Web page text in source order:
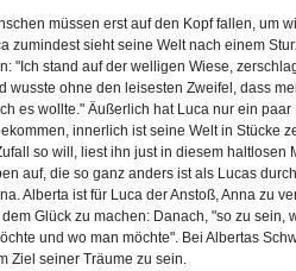
müssen erst auf den Kopf fallen, um
zumindest sieht seine Welt nach einem
"Ich stand auf der welligen Wiese,
wusste ohne den leisesten Zweifel, dass
es wollte." Äußerlich hat Luca nur ein
innerlich ist seine Welt in Stücke
so will, liest ihn just in diesem haltlosen
auf, die so ganz anders ist als Lucas
Alberta ist für Luca der Anstoß, Anna zu
Glück zu machen: Danach, "so zu sein,
und wo man möchte". Bei Albertas
Ziel seiner Träume zu sein.